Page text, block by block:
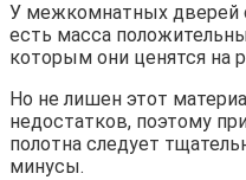
У межкомнатных дверей
есть масса
которым они ценятся на
Но не лишен этот
недостатков, поэтому
полотна следует
минусы.